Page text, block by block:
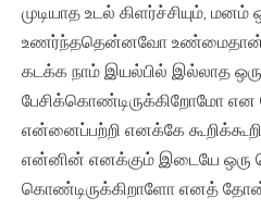
முடியாத உடல் கிளர்ச்சியும், மனம்
உணர்ந்ததென்னவோ
கடக்க நாம் இயல்பில் இல்லாத
பேசிக்கொண்டிருக்கிறோமோ
என்னைப்பற்றி எனக்கே
என்னின் எனக்கும் இடையே ஒரு
கொண்டிருக்கிறாளோ எனத்